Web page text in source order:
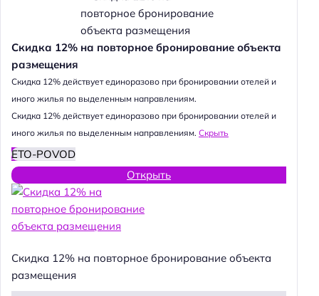
Скидка 12% на повторное бронирование объекта
размещения
Cкидка 12% действует единоразово при бронировании отелей и
иного жилья по выделенным направлениям.
Cкидка 12% действует единоразово при бронировании отелей и
иного жилья по выделенным направлениям. Скрыть
ETO-POVOD
Открыть
Скидка 12% на повторное бронирование объекта
размещения